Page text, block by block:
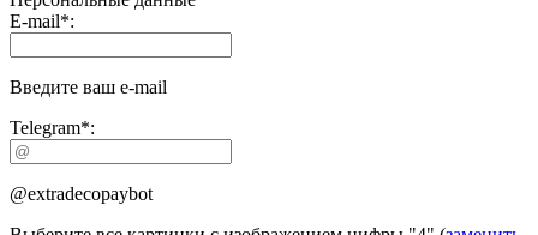
E-mail*:
Введите ваш e-mail
Telegram*:
@extradecopaybot